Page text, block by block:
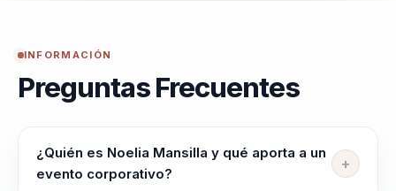
INFORMACIÓN
Preguntas Frecuentes
¿Quién es Noelia Mansilla y qué aporta a un
evento corporativo?